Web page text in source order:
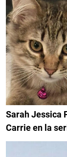
Sarah Jessica
Carrie en la